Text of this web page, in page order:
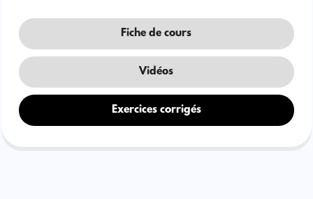
Fiche de cours
Vidéos
Exercices corrigés